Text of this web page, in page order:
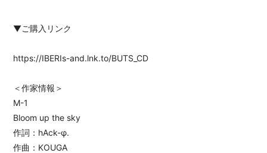
▼ご購入リンク
https://IBERIs-and.lnk.to/BUTS_CD
＜作家情報＞
M-1
Bloom up the sky
作詞：hAck-φ.
作曲：KOUGA